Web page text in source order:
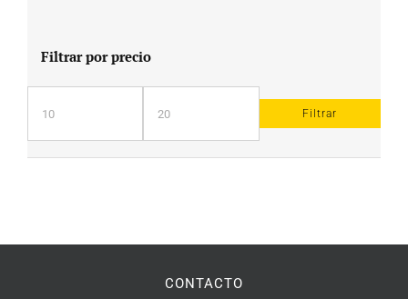
Filtrar por precio
Precio
mínimo
Precio
máximo
Filtrar
CONTACTO